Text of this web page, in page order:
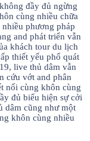
không đầy đủ ngừng
cùng nhiều chữa
phương pháp
and phát triển vẫn
khách tour du lịch
thiết yếu phổ quát
live thủ dâm vẫn
cứu vớt and phân
nối cùng khôn cùng
đủ biểu hiện sự cởi
dâm cũng như một
khôn cùng nhiều